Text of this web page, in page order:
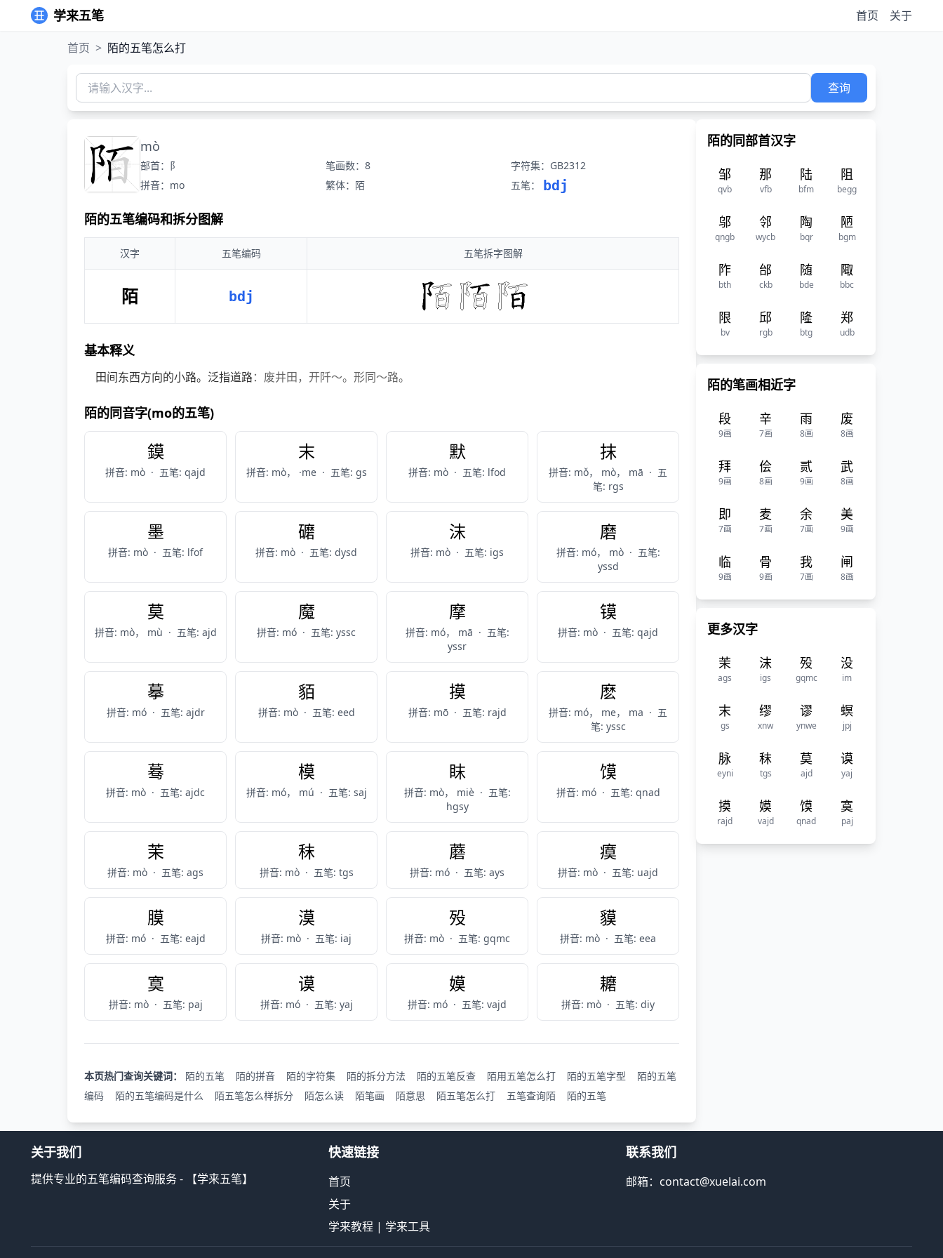
学来五笔 首页 关于
首页 > 陌的五笔怎么打
查询
mò
部首：阝 笔画数：8
字符集：GB2312
拼音：mo
繁体：陌 五笔：
bdj
陌的五笔编码和拆分图解
汉字 五笔编码 五笔拆字图解
陌 bdj
基本释义
田间东西方向的小路。泛指道路：废井田，开阡～。形同～路。
陌的同音字(mo的五笔)
鏌
拼音: mò · 五笔: qajd
末
拼音: mò， ·me · 五笔: gs
默
拼音: mò · 五笔: lfod
抹
拼音: mǒ， mò， mā · 五
笔: rgs
墨
拼音: mò · 五笔: lfof
礳
拼音: mò · 五笔: dysd
沫
拼音: mò · 五笔: igs
磨
拼音: mó， mò · 五笔:
yssd
莫
拼音: mò， mù · 五笔: ajd
魔
拼音: mó · 五笔: yssc
摩
拼音: mó， mā · 五笔:
yssr
镆
拼音: mò · 五笔: qajd
摹
拼音: mó · 五笔: ajdr
貊
拼音: mò · 五笔: eed
摸
拼音: mō · 五笔: rajd
麽
拼音: mó， me， ma · 五
笔: yssc
蓦
拼音: mò · 五笔: ajdc
模
拼音: mó， mú · 五笔: saj
眜
拼音: mò， miè · 五笔:
hgsy
馍
拼音: mó · 五笔: qnad
茉
拼音: mò · 五笔: ags
秣
拼音: mò · 五笔: tgs
蘑
拼音: mó · 五笔: ays
瘼
拼音: mò · 五笔: uajd
膜
拼音: mó · 五笔: eajd
漠
拼音: mò · 五笔: iaj
殁
拼音: mò · 五笔: gqmc
貘
拼音: mò · 五笔: eea
寞
拼音: mò · 五笔: paj
谟
拼音: mó · 五笔: yaj
嫫
拼音: mó · 五笔: vajd
耱
拼音: mò · 五笔: diy
本页热门查询关键词： 陌的五笔 陌的拼音 陌的字符集 陌的拆分方法 陌的五笔反查 陌用五笔怎么打 陌的五笔字型
陌的五笔
编码
陌的五笔编码是什么 陌五笔怎么样拆分 陌怎么读 陌笔画 陌意思 陌五笔怎么打 五笔查询陌 陌的五笔
陌的同部首汉字
邹
qvb
那
vfb
陆
bfm
阻
begg
邬
qngb
邻
wycb
陶
bqr
陋
bgm
阼
bth
邰
ckb
随
bde
陬
bbc
限
bv
邱
rgb
隆
btg
郑
udb
陌的笔画相近字
段
9画
辛
7画
雨
8画
废
8画
拜
9画
侩
8画
贰
9画
武
8画
即
7画
麦
7画
余
7画
美
9画
临
9画
骨
9画
我
7画
闸
8画
更多汉字
茉
ags
沫
igs
殁
gqmc
没
im
末
gs
缪
xnw
谬
ynwe
螟
jpj
脉
eyni
秣
tgs
莫
ajd
谟
yaj
摸
rajd
嫫
vajd
馍
qnad
寞
paj
关于我们
提供专业的五笔编码查询服务 - 【学来五笔】
快速链接
首页
关于
学来教程 | 学来工具
联系我们
邮箱：contact@xuelai.com